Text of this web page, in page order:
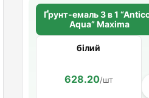
249.00
Ґрунт-емаль 3 в 1
Aqua” Maxima
білий
628.20/шт